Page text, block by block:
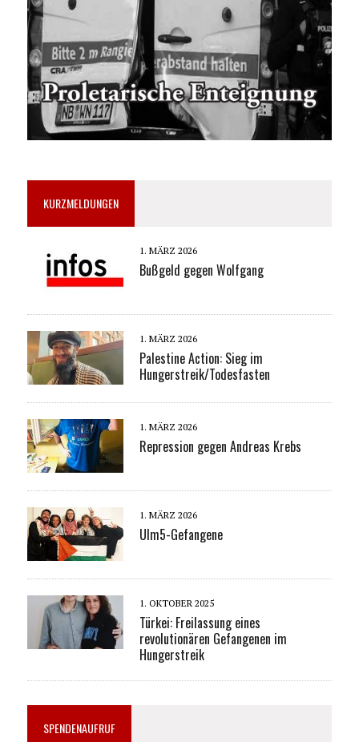
KURZMELDUNGEN
1. MÄRZ 2026
Bußgeld gegen Wolfgang
1. MÄRZ 2026
Palestine Action: Sieg im
Hungerstreik/Todesfasten
1. MÄRZ 2026
Repression gegen Andreas Krebs
1. MÄRZ 2026
Ulm5-Gefangene
1. OKTOBER 2025
Türkei: Freilassung eines
revolutionären Gefangenen im
Hungerstreik
SPENDENAUFRUF